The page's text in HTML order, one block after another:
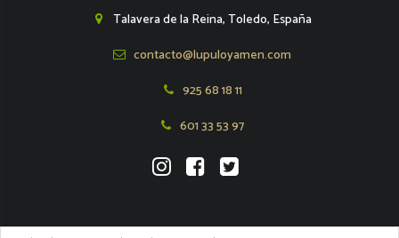
Talavera de la Reina, Toledo, España
contacto@lupuloyamen.com
925 68 18 11
601 33 53 97